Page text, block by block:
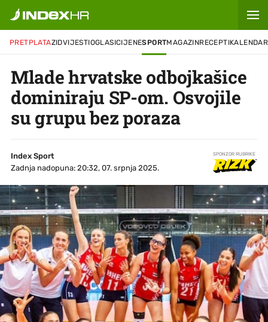
PRETPLATAZIDVIJESTIOGLASICIJENESPORTMAGAZINRECEPTIKALENDAR
Mlade hrvatske odbojkašice
dominiraju SP-om. Osvojile
su grupu bez poraza
Index Sport
Zadnja nadopuna: 20:32, 07. srpnja 2025.
SPONZOR RUBRIKE